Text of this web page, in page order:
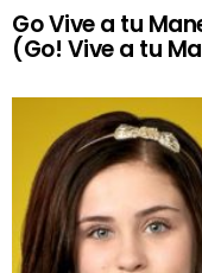
Go Vive a tu
(Go! Vive a tu